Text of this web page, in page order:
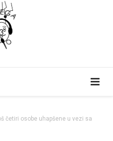
četiri osobe uhapšene u vezi sa